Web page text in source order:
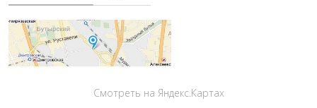
Смотреть на Яндекс.Картах